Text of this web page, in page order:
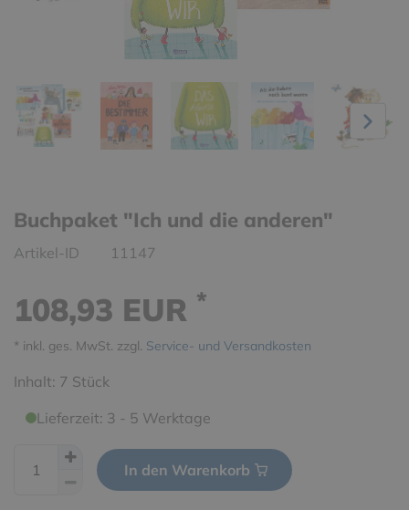
Buchpaket "Ich und die anderen"
Artikel-ID 11147
108,93 EUR *
* inkl. ges. MwSt. zzgl. Service- und Versandkosten
Inhalt: 7 Stück
Lieferzeit: 3 - 5 Werktage
In den Warenkorb